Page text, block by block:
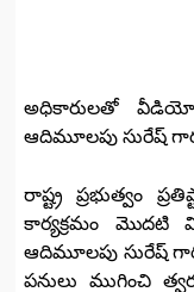
అధికారులతో వీడియో
ఆదిమూలపు సురేష్
రాష్ట్ర ప్రభుత్వం
కార్యక్రమం మొదటి
ఆదిమూలపు సురేష్
పనులు ముగించి